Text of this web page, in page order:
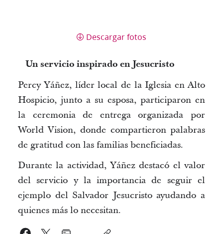
Descargar fotos
Un servicio inspirado en Jesucristo
Percy Yáñez, líderlocal de la Iglesia en Alto
Hospicio, junto a su esposa, participaron en
la ceremonia de entrega organizada por
World Vision, donde compartieron palabras
de gratitud con las familias beneficiadas.
Durante la actividad, Yáñez destacó el valor
del servicio y la importancia de seguir el
ejemplo del Salvador Jesucristo ayudando a
quienes más lo necesitan.